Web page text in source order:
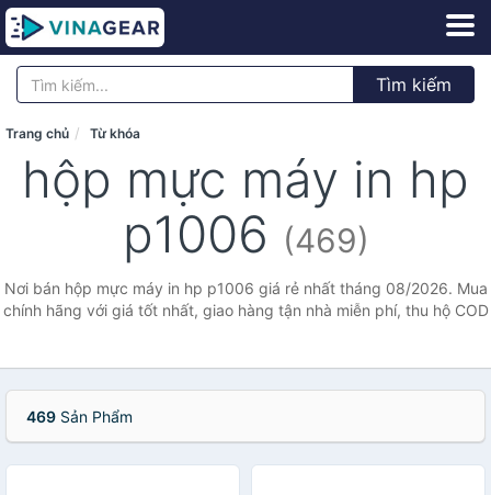
Tìm kiếm
Trang chủ Từ khóa
hộp mực máy in hp
p1006 (469)
Nơi bán hộp mực máy in hp p1006 giá rẻ nhất tháng 08/2026. Mua
chính hãng với giá tốt nhất, giao hàng tận nhà miễn phí, thu hộ COD
469 Sản Phẩm